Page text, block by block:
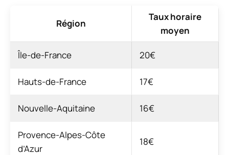
Région
Taux horaire
moyen
Île-de-France 20€
Hauts-de-France 17€
Nouvelle-Aquitaine 16€
Provence-Alpes-Côte
d’Azur
18€